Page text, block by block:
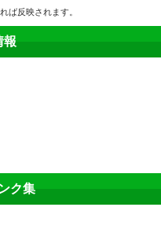
ば反映されます。
報
ク集